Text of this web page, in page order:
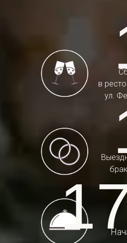
в
ул.